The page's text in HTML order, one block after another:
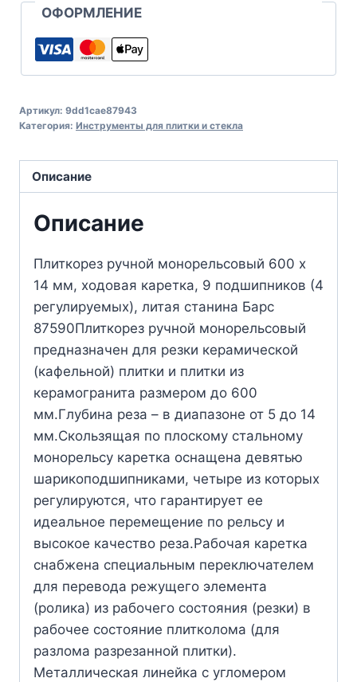
ОФОРМЛЕНИЕ
Артикул: 9dd1cae87943
Категория: Инструменты для плитки и стекла
Описание
Описание
Плиткорез ручной монорельсовый 600 х
14 мм, ходовая каретка, 9 подшипников (4
регулируемых), литая станина Барс
87590Плиткорез ручной монорельсовый
предназначен для резки керамической
(кафельной) плитки и плитки из
керамогранита размером до 600
мм.Глубина реза – в диапазоне от 5 до 14
мм.Скользящая по плоскому стальному
монорельсу каретка оснащена девятью
шарикоподшипниками, четыре из которых
регулируются, что гарантирует ее
идеальное перемещение по рельсу и
высокое качество реза.Рабочая каретка
снабжена специальным переключателем
для перевода режущего элемента
(ролика) из рабочего состояния (резки) в
рабочее состояние плитколома (для
разлома разрезанной плитки).
Металлическая линейка с угломером